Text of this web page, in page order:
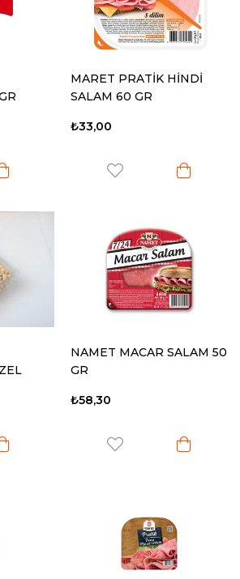
MARET PRATİK HİNDİ
SALAM 60 GR
₺33,00
NAMET MACAR SALAM 50
GR
₺58,30